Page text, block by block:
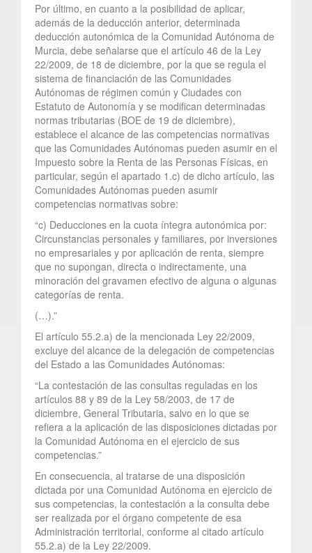
Por último, en cuanto a la posibilidad de aplicar,
además de la deducción anterior, determinada
deducción autonómica de la Comunidad Autónoma de
Murcia, debe señalarse que el artículo 46 de la Ley
22/2009, de 18 de diciembre, por la que se regula el
sistema de financiación de las Comunidades
Autónomas de régimen común y Ciudades con
Estatuto de Autonomía y se modifican determinadas
normas tributarias (BOE de 19 de diciembre),
establece el alcance de las competencias normativas
que las Comunidades Autónomas pueden asumir en el
Impuesto sobre la Renta de las Personas Físicas, en
particular, según el apartado 1.c) de dicho artículo, las
Comunidades Autónomas pueden asumir
competencias normativas sobre:
“c) Deducciones en la cuota íntegra autonómica por:
Circunstancias personales y familiares, por inversiones
no empresariales y por aplicación de renta, siempre
que no supongan, directa o indirectamente, una
minoración del gravamen efectivo de alguna o algunas
categorías de renta.
(…).”
El artículo 55.2.a) de la mencionada Ley 22/2009,
excluye del alcance de la delegación de competencias
del Estado a las Comunidades Autónomas:
“La contestación de las consultas reguladas en los
artículos 88 y 89 de la Ley 58/2003, de 17 de
diciembre, General Tributaria, salvo en lo que se
refiera a la aplicación de las disposiciones dictadas por
la Comunidad Autónoma en el ejercicio de sus
competencias.”
En consecuencia, al tratarse de una disposición
dictada por una Comunidad Autónoma en ejercicio de
sus competencias, la contestación a la consulta debe
ser realizada por el órgano competente de esa
Administración territorial, conforme al citado artículo
55.2.a) de la Ley 22/2009.